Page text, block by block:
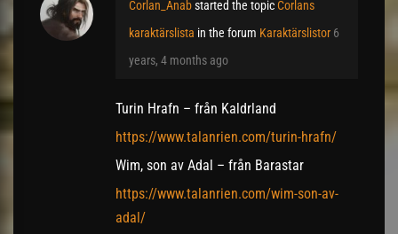
Corlan_Anabstarted the topicCorlans
karaktärslista in the forum Karaktärslistor 6
years, 4 months ago
Turin Hrafn – från Kaldrland
https://www.talanrien.com/turin-hrafn/
Wim, son av Adal – från Barastar
https://www.talanrien.com/wim-son-av-
adal/